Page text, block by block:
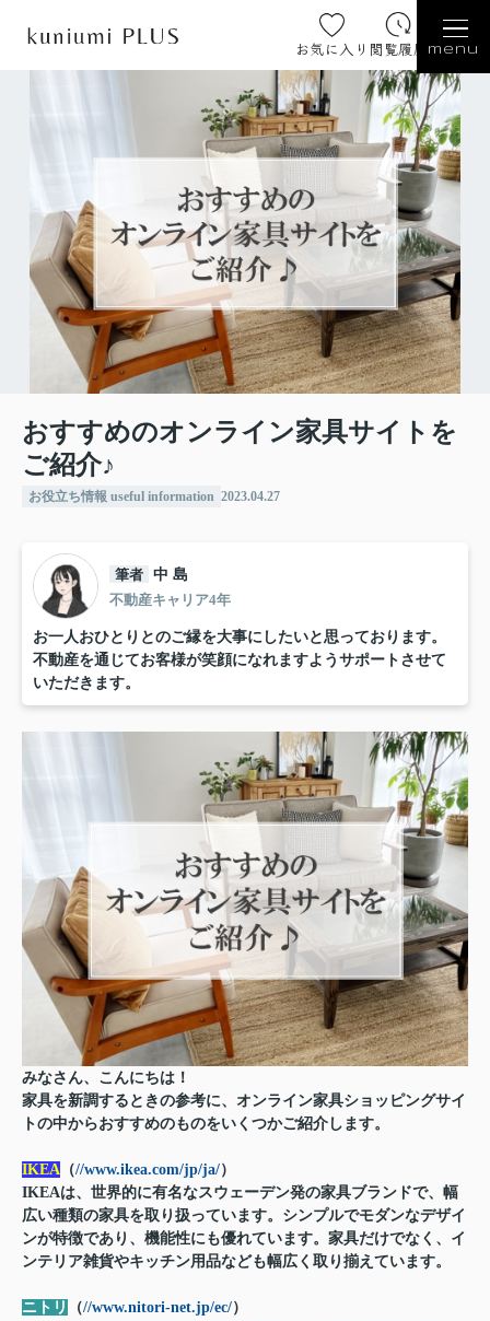
お気に入り 閲覧履歴 menu
おすすめのオンライン家具サイトを
ご紹介♪
お役立ち情報 useful information 2023.04.27
筆者 中 島
不動産キャリア4年
お一人おひとりとのご縁を大事にしたいと思っております。
不動産を通じてお客様が笑顔になれますようサポートさせて
いただきます。
みなさん、こんにちは！
家具を新調するときの参考に、オンライン家具ショッピングサイ
トの中からおすすめのものをいくつかご紹介します。
IKEA （//www.ikea.com/jp/ja/）
IKEAは、世界的に有名なスウェーデン発の家具ブランドで、幅
広い種類の家具を取り扱っています。シンプルでモダンなデザイ
ンが特徴であり、機能性にも優れています。家具だけでなく、イ
ンテリア雑貨やキッチン用品なども幅広く取り揃えています。
ニトリ （//www.nitori-net.jp/ec/）